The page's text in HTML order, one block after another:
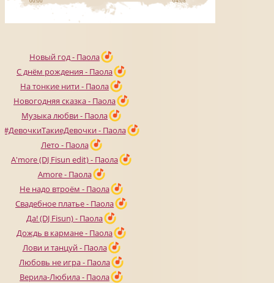
Новый год - Паола
С днём рождения - Паола
На тонкие нити - Паола
Новогодняя сказка - Паола
Музыка любви - Паола
#ДевочкиТакиеДевочки - Паола
Лето - Паола
A'more (DJ Fisun edit) - Паола
Amore - Паола
Не надо втроём - Паола
Свадебное платье - Паола
Да! (DJ Fisun) - Паола
Дождь в кармане - Паола
Лови и танцуй - Паола
Любовь не игра - Паола
Верила-Любила - Паола